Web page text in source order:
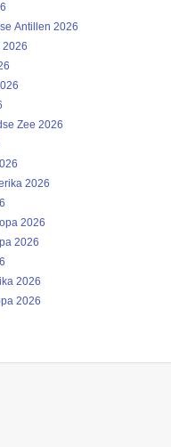
Antillen 2026
2026
Zee 2026
2026
2026
2026
2026
2026